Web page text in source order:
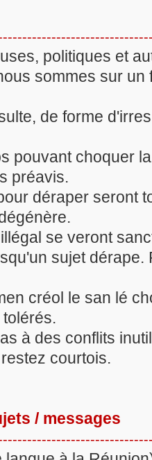
politiques et
sommes sur un
de forme
pouvant choquer
préavis.
déraper seront
se veront
sujet dérape.
créol le san lé
à des conflits
courtois.
/ messages